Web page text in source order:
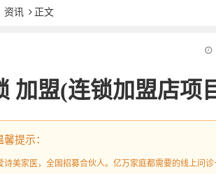
资讯 正文
加盟(连锁加盟店项
馨提示：
诗美家医，全国招募合伙人。亿万家庭都需要的线上问